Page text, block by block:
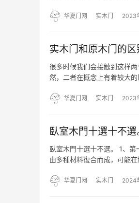
及纹理…华夏门网 实木门 2023
实木门和原木门的
很多时候我们会接触到这样
然，二者在概念上有着较大
用一种…华夏门网 实木门 2023
臥室木門十選十不
臥室木門十選十不選。 1、
由多種材料復合而成，可能
醛… 华夏门网 实木门 2024